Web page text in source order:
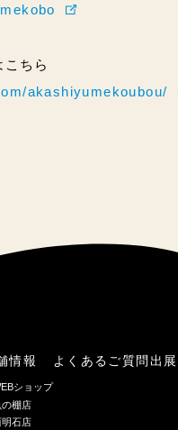
ちら
akashiyumekoubou/
情報
ショップ
の棚店
明石店
よくあるご質問 出